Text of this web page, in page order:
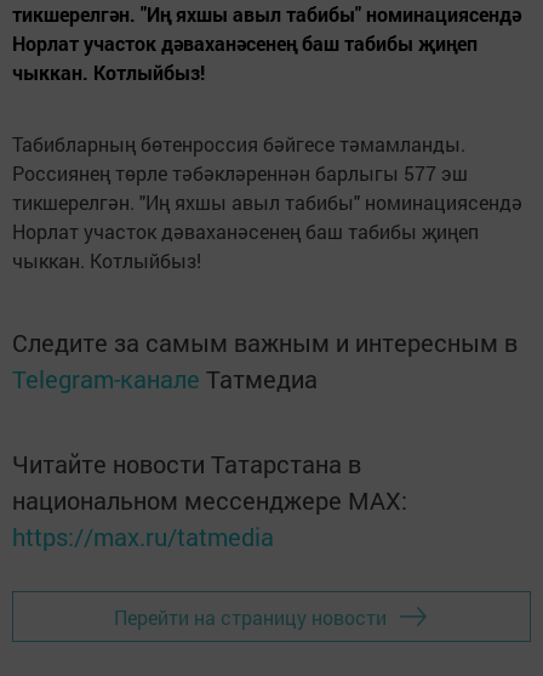
тикшерелгән. "Иң яхшы авыл табибы" номинациясендә
Норлат участок дәваханәсенең баш табибы җиңеп
чыккан. Котлыйбыз!
Табибларның бөтенроссия бәйгесе тәмамланды.
Россиянең төрле тәбәкләреннән барлыгы 577 эш
тикшерелгән. "Иң яхшы авыл табибы" номинациясендә
Норлат участок дәваханәсенең баш табибы җиңеп
чыккан. Котлыйбыз!
Следите за самым важным и интересным в
Telegram-канале Татмедиа
Читайте новости Татарстана в
национальном мессенджере MАХ:
https://max.ru/tatmedia
Перейти на страницу новости